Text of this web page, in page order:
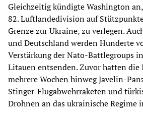
Gleichzeitig kündigte Washington
82. Luftlandedivision auf
Grenze zur Ukraine, zu verlegen.
und Deutschland werden Hunderte
Verstärkung der Nato-Battlegroups
Litauen entsenden. Zuvor hatten die
mehrere Wochen hinweg Javelin-
Stinger-Flugabwehrraketen und
Drohnen an das ukrainische Regime